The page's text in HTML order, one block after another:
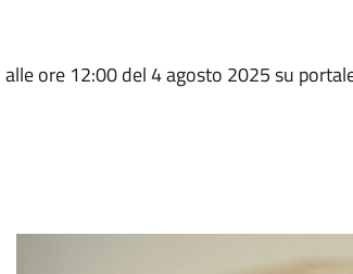
ore 12:00 del 4 agosto 2025 su